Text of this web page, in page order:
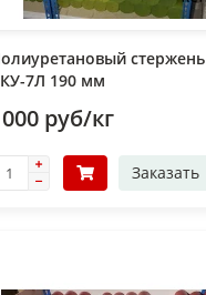
стержень
7Л 190 мм
руб/кг
Заказать